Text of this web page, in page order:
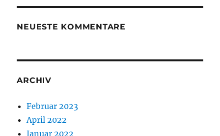
NEUESTE KOMMENTARE
ARCHIV
Februar 2023
April 2022
Januar 2022